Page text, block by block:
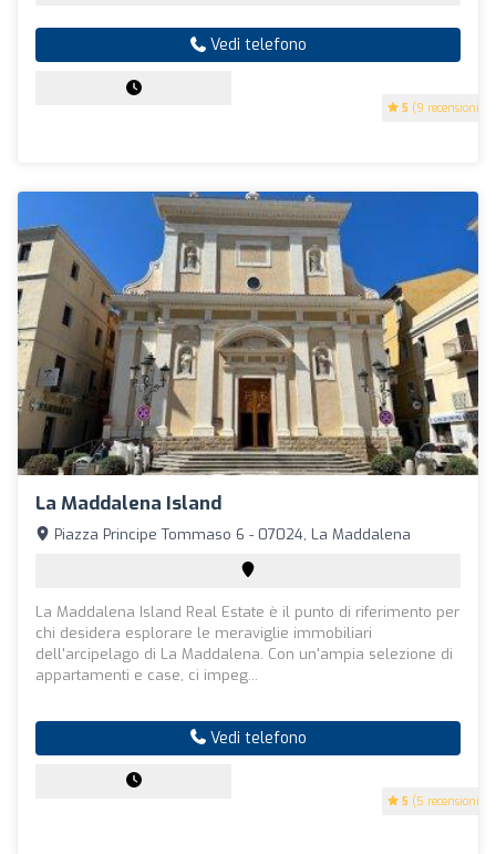
5 (9 recensioni)
Vedi telefono
La Maddalena Island
5 (5 recensioni)
Piazza Principe Tommaso 6 - 07024, La Maddalena
La Maddalena Island Real Estate è il punto di riferimento per
chi desidera esplorare le meraviglie immobiliari
dell'arcipelago di La Maddalena. Con un'ampia selezione di
appartamenti e case, ci impeg...
Vedi telefono